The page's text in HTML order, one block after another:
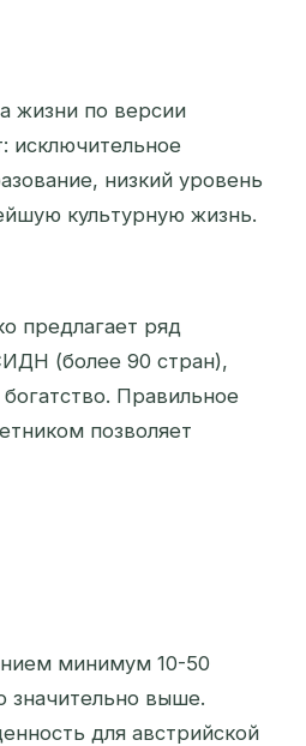
жизни по версии
исключительное
низкий уровень
культурную жизнь.
предлагает ряд
(более 90 стран),
богатство. Правильное
позволяет
минимум 10-50
значительно выше.
для австрийской